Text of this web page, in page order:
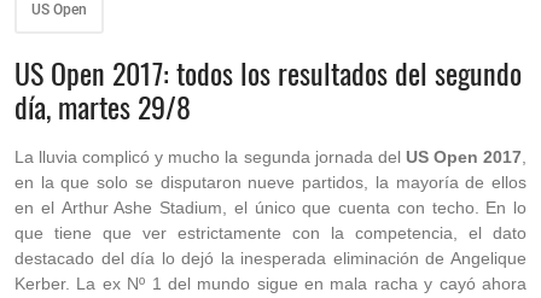
US Open
US Open 2017: todos los resultados del segundo
día, martes 29/8
La lluvia complicó y mucho la segunda jornada del US Open 2017
en la que solo se disputaron nueve partidos, la mayoría de ellos
en el Arthur Ashe Stadium, el único que cuenta con techo. En lo
que tiene que ver estrictamente con la competencia, el dato
destacado del día lo dejó la inesperada eliminación de Angelique
Kerber. La ex Nº 1 del mundo sigue en mala racha y cayó ahora